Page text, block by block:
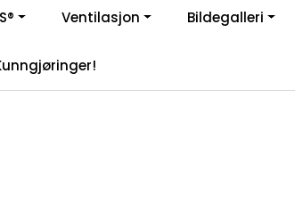
(Sandefjord)
Ventilasjon Bildegalleri